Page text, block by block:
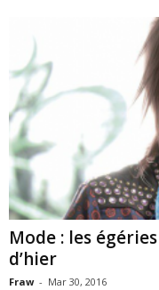
Mode : les
d’hier
Fraw - Mar 30, 2016